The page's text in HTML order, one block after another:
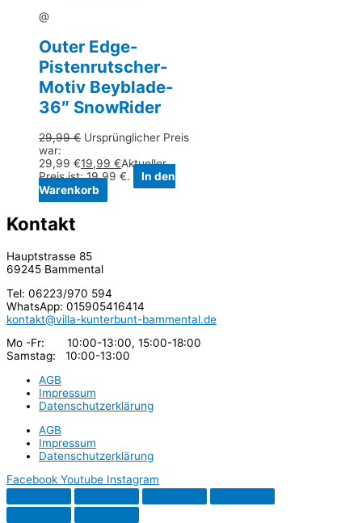
@
Outer Edge-
Pistenrutscher-
Motiv Beyblade-
36″ SnowRider
29,99€ Ursprünglicher Preis
war:
29,99 €19,99 €Aktueller
Preis ist: 19,99 €.
In den
Warenkorb
Kontakt
Hauptstrasse 85
69245 Bammental
Tel: 06223/970 594
WhatsApp: 015905416414
kontakt@villa-kunterbunt-bammental.de
Mo -Fr: 10:00-13:00, 15:00-18:00
Samstag: 10:00-13:00
AGB
Impressum
Datenschutzerklärung
AGB
Impressum
Datenschutzerklärung
Facebook Youtube Instagram